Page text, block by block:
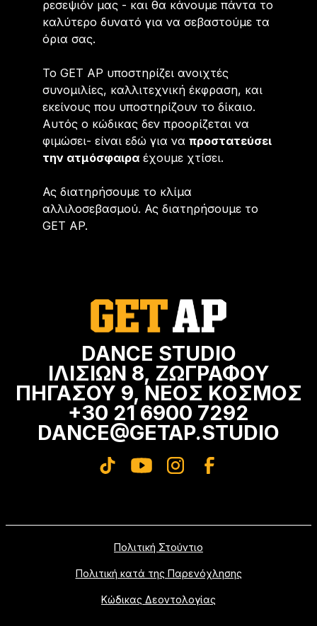
ρεσεψιόν μας - και θα κάνουμε πάντα το
καλύτερο δυνατό για να σεβαστούμε τα
όρια σας.
Το GET AP υποστηρίζει ανοιχτές
συνομιλίες, καλλιτεχνική έκφραση, και
εκείνους που υποστηρίζουν το δίκαιο.
Αυτός ο κώδικας δεν προορίζεται να
φιμώσει- είναι εδώ για να προστατεύσει
την ατμόσφαιρα έχουμε χτίσει.
Ας διατηρήσουμε το κλίμα
αλλιλοσεβασμού. Ας διατηρήσουμε το
GET AP.
DANCE STUDIO
ΙΛΙΣΙΩΝ 8, ΖΩΓΡΑΦΟΥ
ΠΗΓΑΣΟΥ 9, ΝΕΟΣ ΚΟΣΜΟΣ
+30 21 6900 7292
DANCE@GETAP.STUDIO
Πολιτική Στούντιο
Πολιτική κατά της Παρενόχλησης
Κώδικας Δεοντολογίας